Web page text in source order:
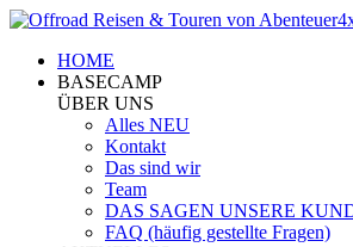
HOME
BASECAMP
ÜBER UNS
Alles NEU
Kontakt
Das sind wir
Team
DAS SAGEN UNSERE
FAQ (häufig gestellte Fragen)